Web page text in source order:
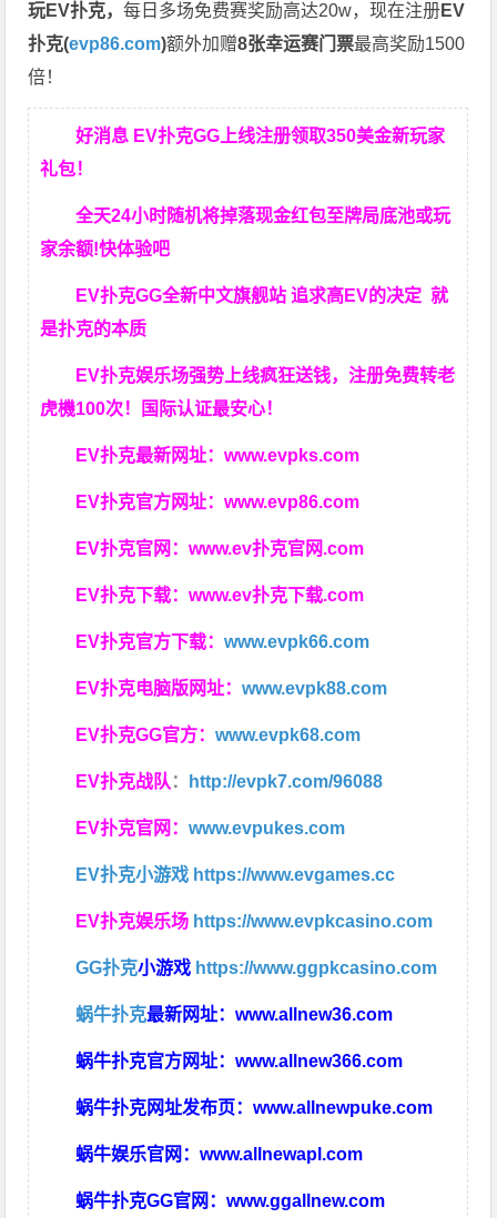
玩EV扑克，每日多场免费赛奖励高达20w，现在注册EV
扑克(evp86.com)额外加赠8张幸运赛门票最高奖励1500
倍！
好消息 EV扑克GG上线注册领取350美金新玩家
礼包！
全天24小时随机将掉落现金红包至牌局底池或玩
家余额!快体验吧
EV扑克GG全新中文旗舰站 追求高EV的决定就
是扑克的本质
EV扑克娱乐场强势上线疯狂送钱，注册免费转老
虎機100次！国际认证最安心！
EV扑克最新网址：www.evpks.com
EV扑克官方网址：www.evp86.com
EV扑克官网：www.ev扑克官网.com
EV扑克下载：www.ev扑克下载.com
EV扑克官方下载：www.evpk66.com
EV扑克电脑版网址：www.evpk88.com
EV扑克GG官方：www.evpk68.com
EV扑克战队 ： http://evpk7.com/96088
EV扑克官网：www.evpukes.com
EV扑克小游戏 https://www.evgames.cc
EV扑克娱乐场 https://www.evpkcasino.com
GG扑克小游戏 https://www.ggpkcasino.com
蜗牛扑克最新网址：www.allnew36.com
蜗牛扑克官方网址：www.allnew366.com
蜗牛扑克网址发布页：www.allnewpuke.com
蜗牛娱乐官网：www.allnewapl.com
蜗牛扑克GG官网：www.ggallnew.com